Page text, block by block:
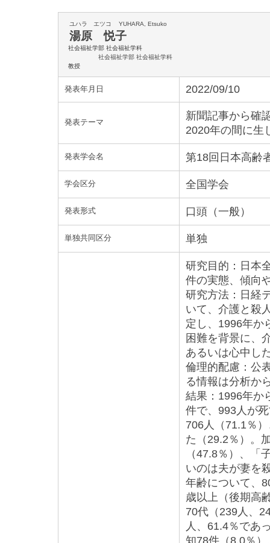
ユハラ エツコ YUHARA, Etsuko
湯原 悦子
社会福祉学部 社会福祉学科
社会福祉学部 社会福祉学科
教授
発表年月日 2022/09/10
発表テーマ
新聞記事から確
2020年の間に生
発表学会名 第18回日本高齢
学会区分 全国学会
発表形式 口頭（一般）
単独共同区分 単独
研究目的：日本
件の実態、傾向
研究方法：日経
いて、介護と殺
定し、1996年か
困難を背景に、
あるいは心中し
倫理的配慮：公
る情報は分析か
結果：1996年か
件で、993人が
706人（71.1％
た（29.2％）。
（47.8％）、「
いのは夫が妻を
年齢について、
歳以上（後期高
70代（239人、
人、61.4％であ
知78件（8.0％